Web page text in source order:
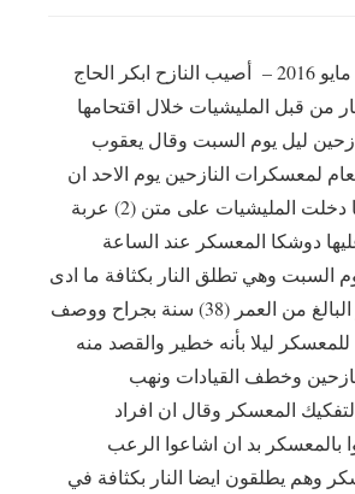
صحيفة الهامش 2 مايو 2016 – أصيب النازح ابكر الحاج
من قبل المليشيات خلال اقتحامها
ليل يوم السبت وقال يعقوب
لمعسكرات النازحين يوم الاحد ان
الحادث وقع عندما دخلت المليشيات على متن (2) عربة
دوشكا المعسكر عند الساعة
السبت وهي تطلق النار بكثافة ما ادى
لاصابة النازح ابكر البالغ من العمر (38) سنة بجراح ووصف
ليلا بأنه خطير والقصد منه
وخطف القيادات ونهب
المعسكر وقال ان افراد
بالمعسكر بد ان اشاعوا الرعب
وهم يطلقون ايضا النار بكثافة في